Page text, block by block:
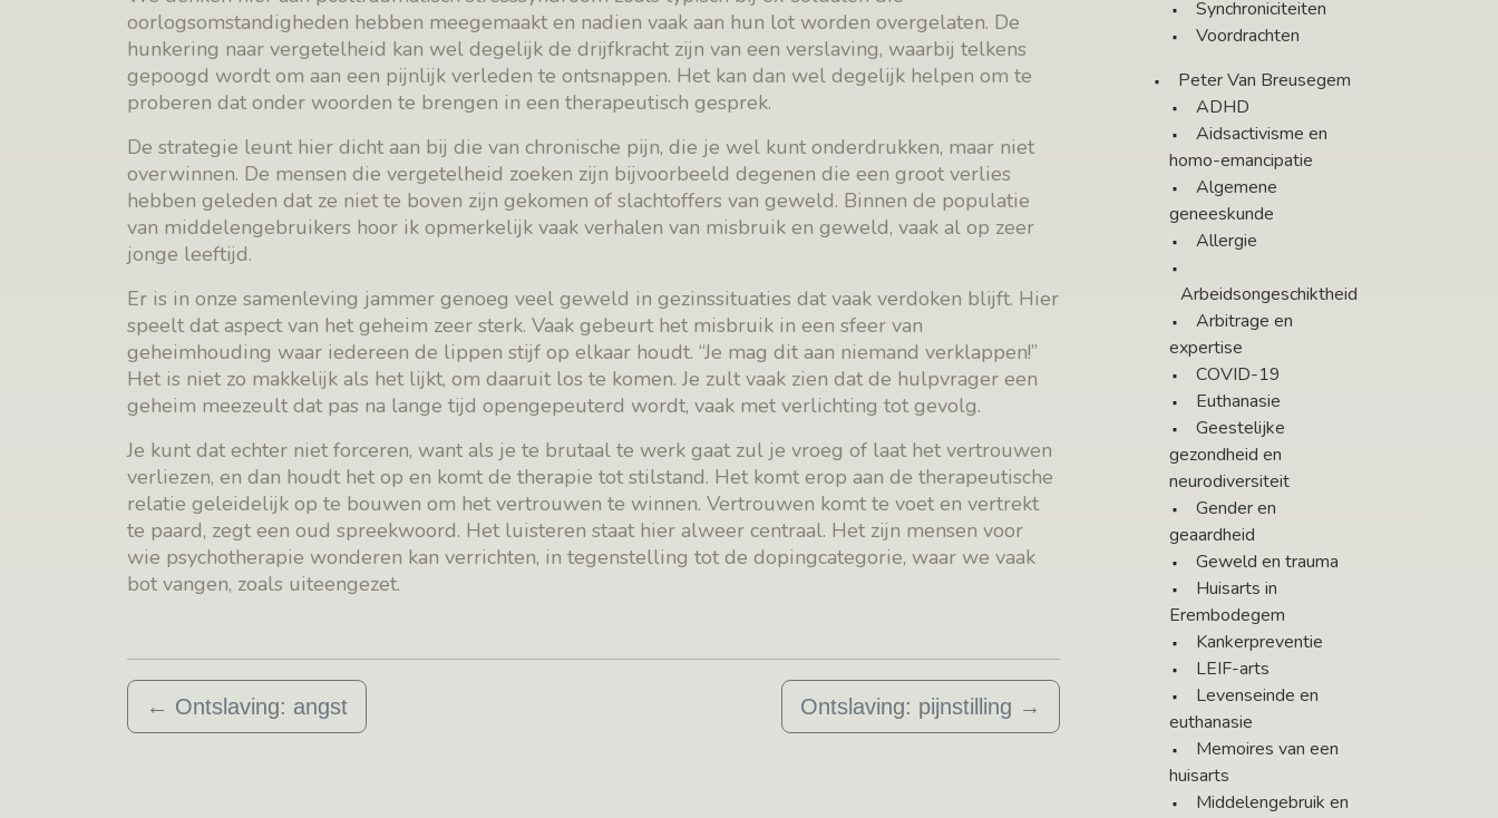
oorlogsomstandigheden hebben meegemaakt en nadien vaak aan hun lot worden overgelaten. De
hunkering naar vergetelheid kan wel degelijk de drijfkracht zijn van een verslaving, waarbij telkens
gepoogd wordt om aan een pijnlijk verleden te ontsnappen. Het kan dan wel degelijk helpen om te
proberen dat onder woorden te brengen in een therapeutisch gesprek.
De strategie leunt hier dicht aan bij die van chronische pijn, die je wel kunt onderdrukken, maar niet
overwinnen. De mensen die vergetelheid zoeken zijn bijvoorbeeld degenen die een groot verlies
hebben geleden dat ze niet te boven zijn gekomen of slachtoffers van geweld. Binnen de populatie
van middelengebruikers hoor ik opmerkelijk vaak verhalen van misbruik en geweld, vaak al op zeer
jonge leeftijd.
Er is in onze samenleving jammer genoeg veel geweld in gezinssituaties dat vaak verdoken blijft. Hier
speelt dat aspect van het geheim zeer sterk. Vaak gebeurt het misbruik in een sfeer van
geheimhouding waar iedereen de lippen stijf op elkaar houdt. “Je mag dit aan niemand verklappen!”
Het is niet zo makkelijk als het lijkt, om daaruit los te komen. Je zult vaak zien dat de hulpvrager een
geheim meezeult dat pas na lange tijd opengepeuterd wordt, vaak met verlichting tot gevolg.
Je kunt dat echter niet forceren, want als je te brutaal te werk gaat zul je vroeg of laat het vertrouwen
verliezen, en dan houdt het op en komt de therapie tot stilstand. Het komt erop aan de therapeutische
relatie geleidelijk op te bouwen om het vertrouwen te winnen. Vertrouwen komt te voet en vertrekt
te paard, zegt een oud spreekwoord. Het luisteren staat hier alweer centraal. Het zijn mensen voor
wie psychotherapie wonderen kan verrichten, in tegenstelling tot de dopingcategorie, waar we vaak
bot vangen, zoals uiteengezet.
← Ontslaving: angst Ontslaving: pijnstilling →
Synchroniciteiten
Voordrachten
Peter Van Breusegem
ADHD
Aidsactivisme en
homo-emancipatie
Algemene
geneeskunde
Allergie
Arbeidsongeschiktheid
Arbitrage en
expertise
COVID-19
Euthanasie
Geestelijke
gezondheid en
neurodiversiteit
Gender en
geaardheid
Geweld en trauma
Huisarts in
Erembodegem
Kankerpreventie
LEIF-arts
Levenseinde en
euthanasie
Memoires van een
huisarts
Middelengebruik en